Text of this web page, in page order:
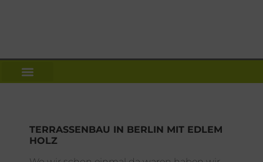
TERRASSENBAU IN BERLIN MIT EDLEM
HOLZ